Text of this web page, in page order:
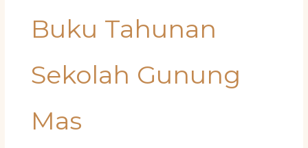
Buku Tahunan
Sekolah Gunung
Mas